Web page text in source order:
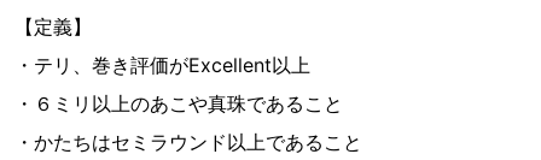
【定義】
・テリ、巻き評価がExcellent以上
・６ミリ以上のあこや真珠であること
・かたちはセミラウンド以上であること